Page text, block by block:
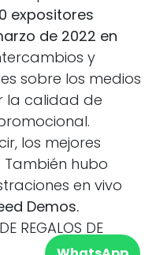
expositores
de 2022 en
y
sobre los medios
la calidad de
los mejores
hubo
en vivo
Demos.